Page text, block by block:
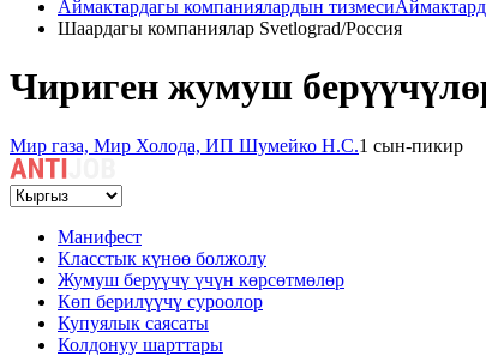
Аймактардагы компаниялардын тизмеси
Шаардагы компаниялар Svetlograd/Россия
Чириген жумуш
Мир газа, Мир Холода, ИП Шумейко Н.С.1 сын-пикир
Манифест
Класстык күнөө болжолу
Жумуш берүүчү үчүн көрсөтмөлөр
Көп берилүүчү суроолор
Купуялык саясаты
Колдонуу шарттары